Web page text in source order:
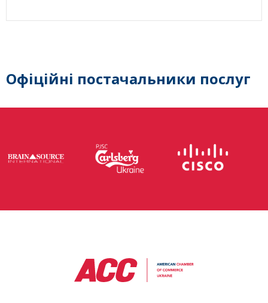
Офіційні постачальники послуг